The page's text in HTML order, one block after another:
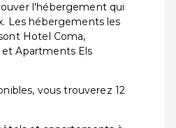
l'hébergement qui
Les hébergements les
Hotel Coma,
Apartments Els
vous trouverez 12